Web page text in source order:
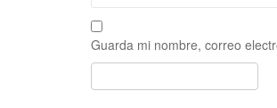
Guarda mi nombre, correo